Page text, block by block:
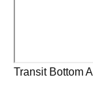
Transit Bottom